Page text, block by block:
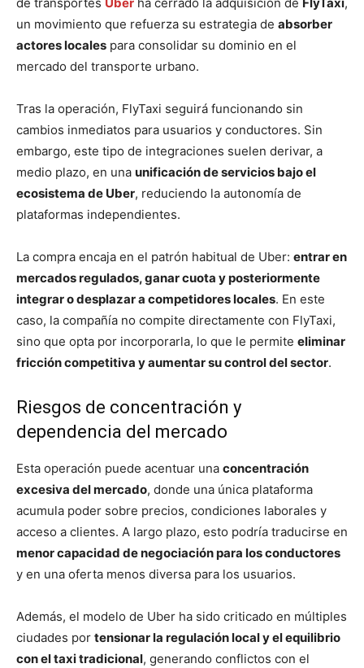
de transportes Uber ha cerrado la adquisición de FlyTaxi,
un movimiento que refuerza su estrategia de absorber
actores locales para consolidar su dominio en el
mercado del transporte urbano.
Tras la operación, FlyTaxi seguirá funcionando sin
cambios inmediatos para usuarios y conductores. Sin
embargo, este tipo de integraciones suelen derivar, a
medio plazo, en una unificación de servicios bajo el
ecosistema de Uber, reduciendo la autonomía de
plataformas independientes.
La compra encaja en el patrón habitual de Uber: entrar en
mercados regulados, ganar cuota y posteriormente
integrar o desplazar a competidores locales. En este
caso, la compañía no compite directamente con FlyTaxi,
sino que opta por incorporarla, lo que le permite eliminar
fricción competitiva y aumentar su control del sector.
Riesgos de concentración y
dependencia del mercado
Esta operación puede acentuar una concentración
excesiva del mercado, donde una única plataforma
acumula poder sobre precios, condiciones laborales y
acceso a clientes. A largo plazo, esto podría traducirse en
menor capacidad de negociación para los conductores
y en una oferta menos diversa para los usuarios.
Además, el modelo de Uber ha sido criticado en múltiples
ciudades por tensionar la regulación local y el equilibrio
con el taxi tradicional, generando conflictos con el